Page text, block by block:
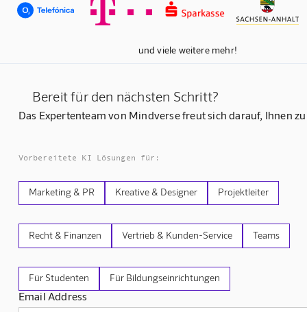
und viele weitere mehr!
Bereit für den nächsten Schritt?
Das Expertenteam von Mindverse freut sich darauf, Ihnen
Vorbereitete KI Lösungen für:
Marketing & PR Kreative & Designer Projektleiter
Recht & Finanzen Vertrieb & Kunden-Service Teams
Für Studenten Für Bildungseinrichtungen
Email Address